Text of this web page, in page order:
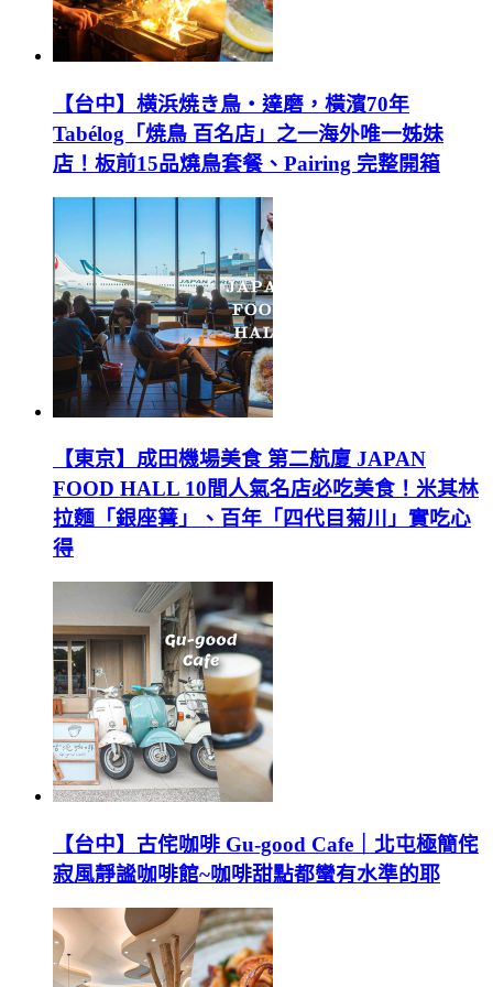
【台中】横浜焼き鳥‧達磨，橫濱70年
Tabélog「焼鳥 百名店」之一海外唯一姊妹
店！板前15品燒鳥套餐、Pairing 完整開箱
【東京】成田機場美食 第二航廈 JAPAN
FOOD HALL 10間人氣名店必吃美食！米其林
拉麵「銀座篝」、百年「四代目菊川」實吃心
得
【台中】古侘咖啡 Gu-good Cafe｜北屯極簡侘
寂風靜謐咖啡館~咖啡甜點都蠻有水準的耶